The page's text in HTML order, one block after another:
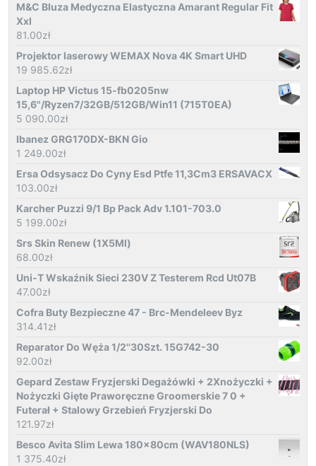
M&C Bluza Medyczna Elastyczna Amarant Regular Fit
Xxl
81.00zł
Projektor laserowy WEMAX Nova 4K Smart UHD
19 985.62zł
Laptop HP Victus 15-fb0205nw
15,6"/Ryzen7/32GB/512GB/Win11 (715T0EA)
5 090.00zł
Ibanez GRG170DX-BKN Gio
1 249.00zł
Ersa Odsysacz Do Cyny Esd Ptfe 11,3Cm3 ERSAVACX
103.00zł
Karcher Puzzi 9/1 Bp Pack Adv 1.101-703.0
5 199.00zł
Srs Skin Renew (1X5Ml)
68.00zł
Uni-T Wskaźnik Sieci 230V Z Testerem Rcd Ut07B
47.00zł
Cofra Buty Bezpieczne 47 - Brc-Mendeleev Byz
314.41zł
Reparator Do Węża 1/2''30Szt. 15G742-30
92.00zł
Gepard Zestaw Fryzjerski Degażówki + 2Xnożyczki +
Nożyczki Gięte Praworęczne Groomerskie 7 0 +
Futerał + Stalowy Grzebień Fryzjerski Do
121.97zł
Besco Avita Slim Lewa 180x80cm (WAV180NLS)
1 375.40zł